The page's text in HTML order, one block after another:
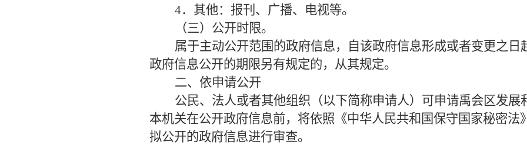
4．其他：报刊、广播、电视等。
（三）公开时限。
属于主动公开范围的政府信息，自该政府信息形成或者变更之
政府信息公开的期限另有规定的，从其规定。
二、依申请公开
公民、法人或者其他组织（以下简称申请人）可申请禹会区发
本机关在公开政府信息前，将依照《中华人民共和国保守国家秘密
拟公开的政府信息进行审查。